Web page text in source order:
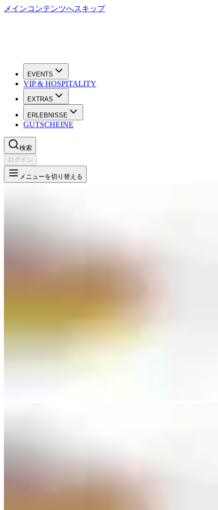
メインコンテンツへスキップ
EVENTS
VIP & HOSPITALITY
EXTRAS
ERLEBNISSE
GUTSCHEINE
検索
ログイン
メニューを切り替える